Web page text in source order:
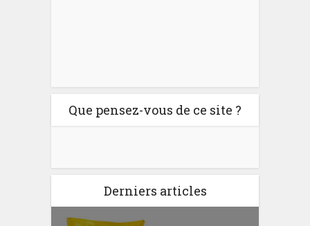
Que pensez-vous de ce site ?
Derniers articles